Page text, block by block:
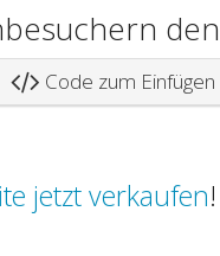
Code zum Einfügen
jetzt verkaufen!